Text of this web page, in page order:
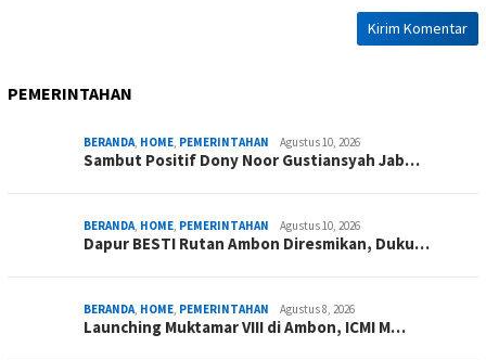
PEMERINTAHAN
BERANDA, HOME, PEMERINTAHAN Agustus 10, 2026
Sambut Positif Dony Noor Gustiansyah Jab…
BERANDA, HOME, PEMERINTAHAN Agustus 10, 2026
Dapur BESTI Rutan Ambon Diresmikan, Duku…
BERANDA, HOME, PEMERINTAHAN Agustus 8, 2026
Launching Muktamar VIII di Ambon, ICMI M…